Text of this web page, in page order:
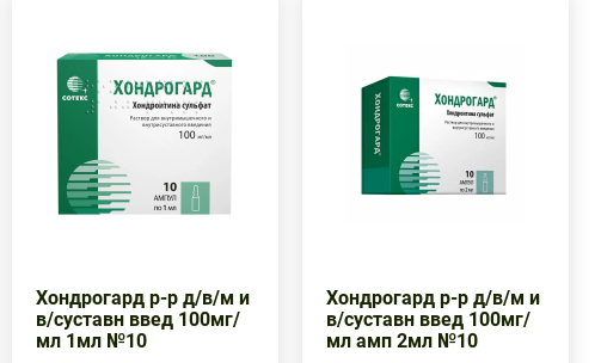
Хондрогард р-р д/в/м и
в/суставн введ 100мг/
мл 1мл №10
Хондрогард р-р д/в/м и
в/суставн введ 100мг/
мл амп 2мл №10